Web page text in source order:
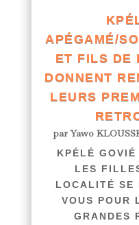
APÉGAMÉ/
ET FILS DE
DONNENT
LEURS
parYawo
KPÉLÉ
LES
LOCALITÉ SE
VOUS POUR
GRANDES